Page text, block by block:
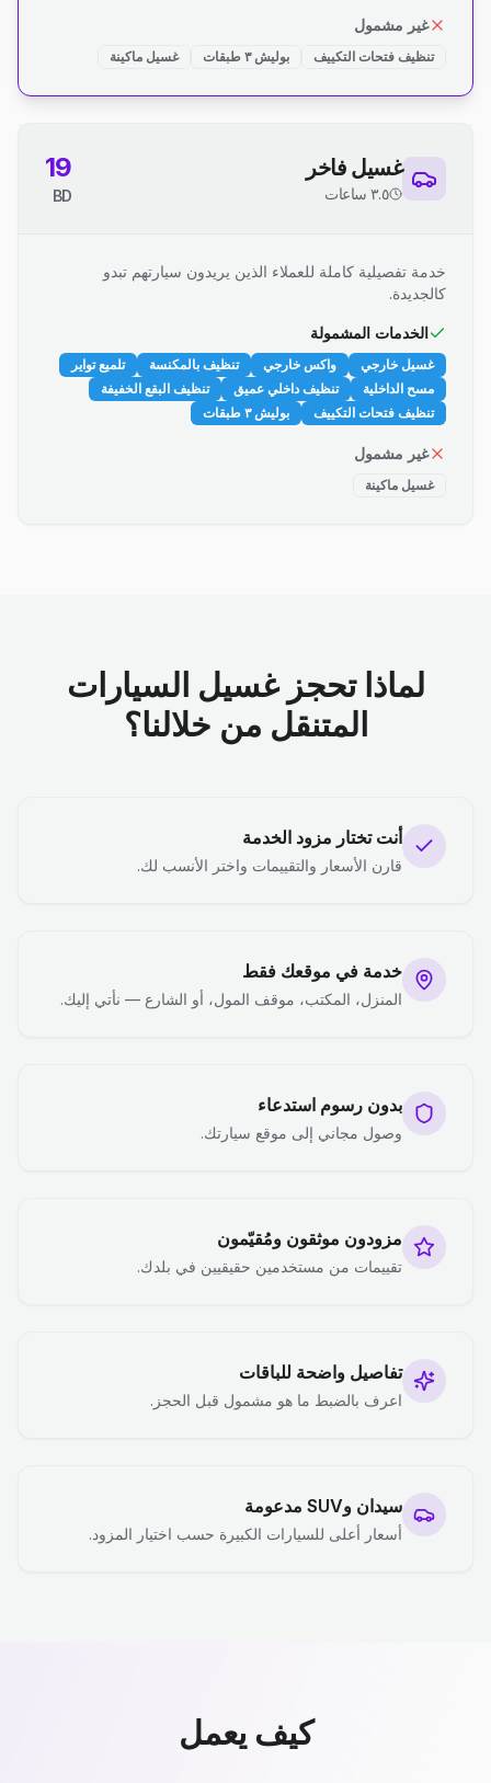
غير مشمول
تنظيف فتحات التكييف بوليش ٣ طبقات غسيل ماكينة
غسيل فاخر
٣.٥ ساعات
19
BD
خدمة تفصيلية كاملة للعملاء الذين يريدون سيارتهم تبدو
كالجديدة.
الخدمات المشمولة
غسيل خارجي واكس خارجي تنظيف بالمكنسة
تلميع تواير
مسح الداخلية
تنظيف داخلي عميق
تنظيف البقع الخفيفة
تنظيف فتحات التكييف
بوليش ٣ طبقات
غير مشمول
غسيل ماكينة
لماذا تحجز غسيل السيارات
المتنقل من خلالنا؟
أنت تختار مزود الخدمة
قارن الأسعار والتقييمات واختر الأنسب لك.
خدمة في موقعك فقط
المنزل، المكتب، موقف المول، أو الشارع — نأتي إليك.
بدون رسوم استدعاء
وصول مجاني إلى موقع سيارتك.
مزودون موثقون ومُقيّمون
تقييمات من مستخدمين حقيقيين في بلدك.
تفاصيل واضحة للباقات
اعرف بالضبط ما هو مشمول قبل الحجز.
سيدان وSUV مدعومة
أسعار أعلى للسيارات الكبيرة حسب اختيار المزود.
كيف يعمل